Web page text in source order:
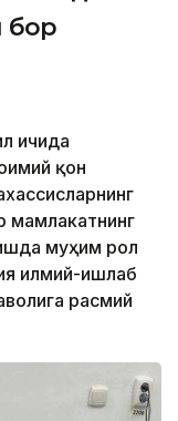
бор
ичида
қон
мамлакатнинг
муҳим рол
илмий-ишлаб
расмий